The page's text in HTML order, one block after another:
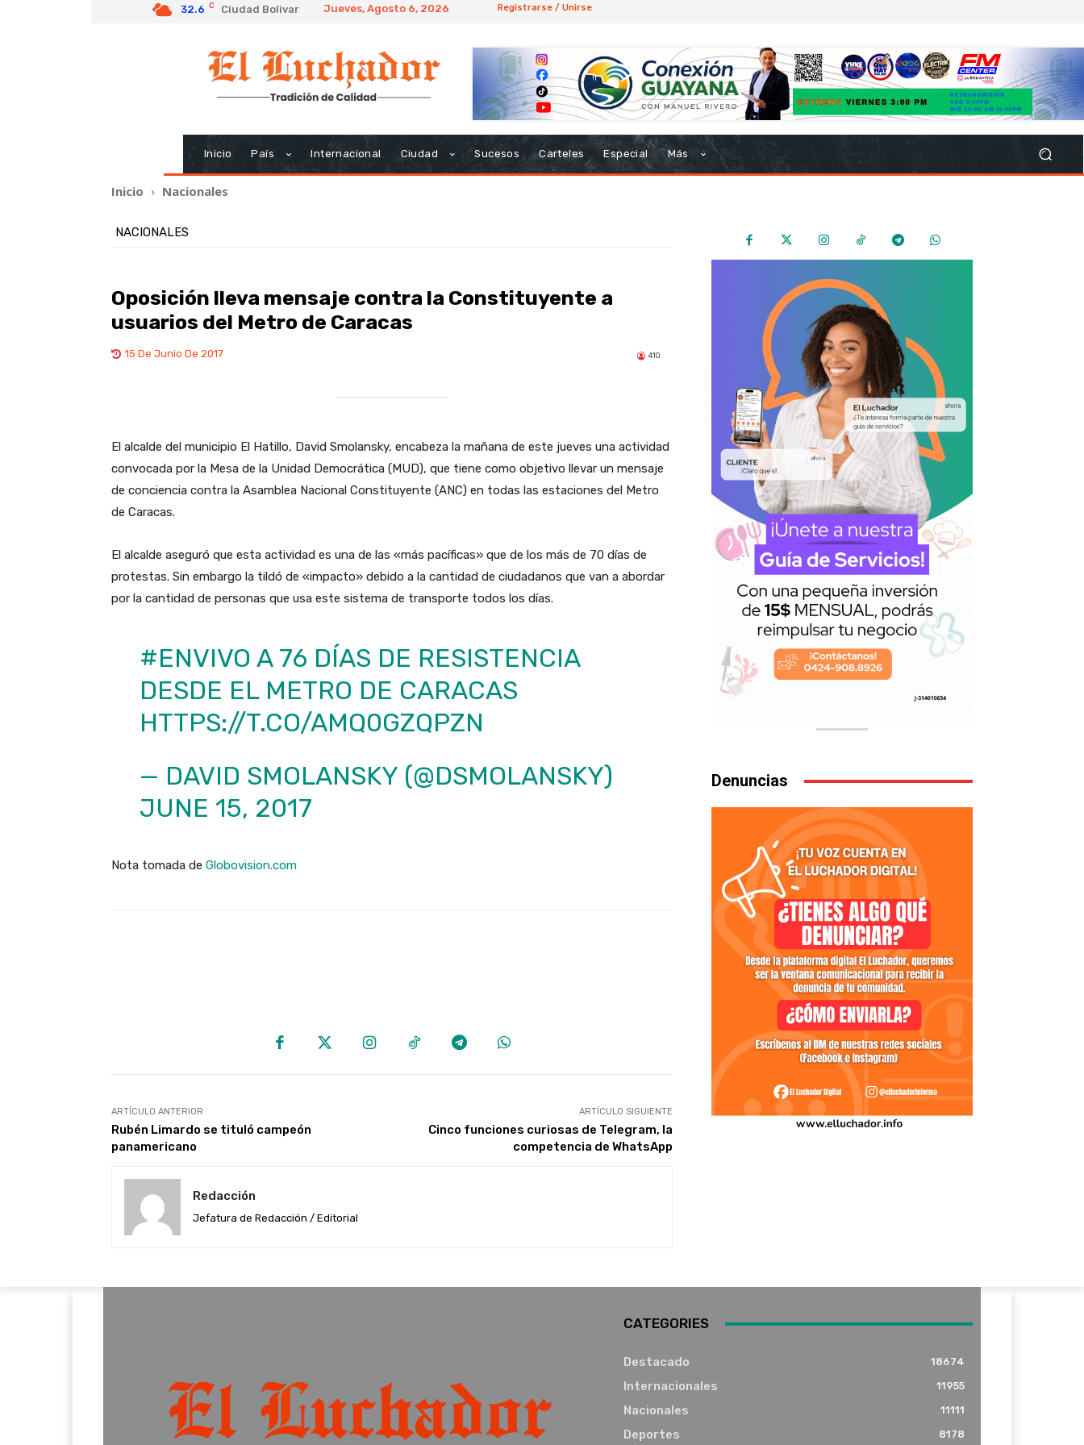
32.6 C Ciudad Bolivar Jueves, Agosto 6, 2026 Registrarse / Unirse
Inicio País Internacional Ciudad Sucesos Carteles Especial Más
Inicio Nacionales
NACIONALES
Oposición lleva mensaje contra la Constituyente a
usuarios del Metro de Caracas
15 De Junio De 2017 410
El alcalde del municipio El Hatillo, David Smolansky, encabeza la mañana de este jueves una actividad
convocada por la Mesa de la Unidad Democrática (MUD), que tiene como objetivo llevar un mensaje
de conciencia contra la Asamblea Nacional Constituyente (ANC) en todas las estaciones del Metro
de Caracas.
El alcalde aseguró que esta actividad es una de las «más pacíficas» que de los más de 70 días de
protestas. Sin embargo la tildó de «impacto» debido a la cantidad de ciudadanos que van a abordar
por la cantidad de personas que usa este sistema de transporte todos los días.
#ENVIVO A 76 DÍAS DE RESISTENCIA
DESDE EL METRO DE CARACAS
HTTPS://T.CO/AMQ0GZQPZN
— DAVID SMOLANSKY (@DSMOLANSKY)
JUNE 15, 2017
Nota tomada de Globovision.com
ARTÍCULO ANTERIOR
Rubén Limardo se tituló campeón
panamericano
ARTÍCULO SIGUIENTE
Cinco funciones curiosas de Telegram, la
competencia de WhatsApp
Redacción
Jefatura de Redacción / Editorial
Denuncias
CATEGORIES
Destacado 18674
Internacionales 11955
Nacionales 11111
Deportes 8178